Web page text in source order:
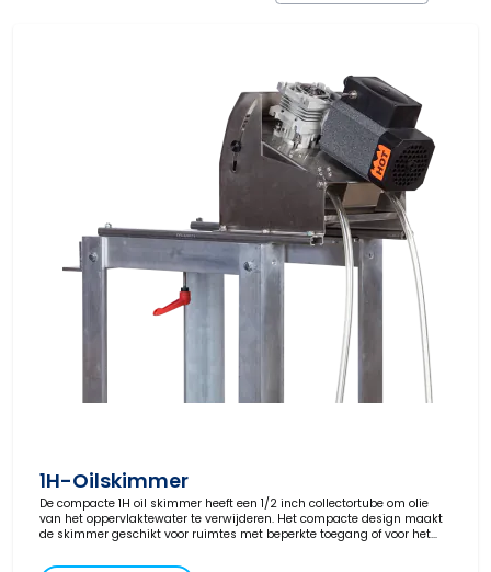
1H-Oilskimmer
De compacte 1H oil skimmer heeft een 1/2 inch collectortube om olie
van het oppervlaktewater te verwijderen. Het compacte design maakt
de skimmer geschikt voor ruimtes met beperkte toegang of voor het